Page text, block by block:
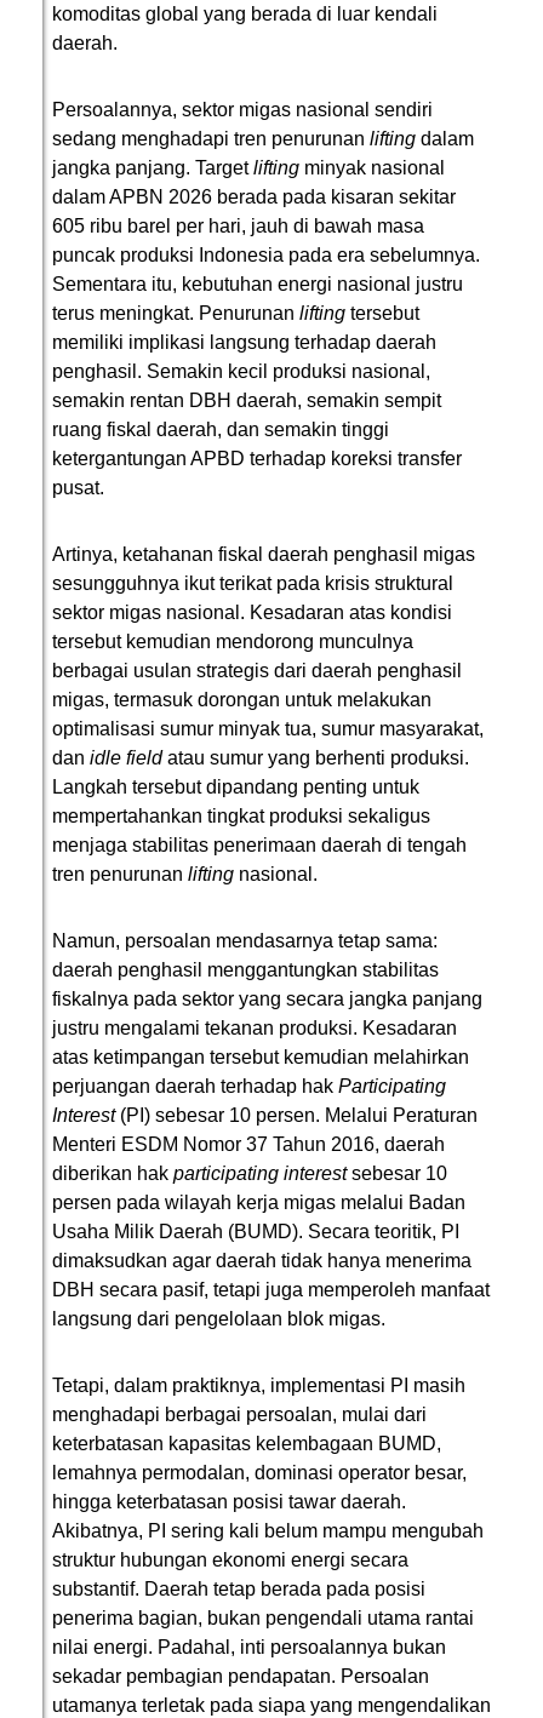
komoditas global yang berada di luar kendali
daerah.
Persoalannya, sektor migas nasional sendiri
sedang menghadapi tren penurunan lifting dalam
jangka panjang. Targetlifting minyak nasional
dalam APBN 2026 berada pada kisaran sekitar
605 ribu barel per hari, jauh di bawah masa
puncak produksi Indonesia pada era sebelumnya.
Sementara itu, kebutuhan energi nasional justru
terus meningkat. Penurunan lifting tersebut
memiliki implikasi langsung terhadap daerah
penghasil. Semakin kecil produksi nasional,
semakin rentan DBH daerah, semakin sempit
ruang fiskal daerah, dan semakin tinggi
ketergantungan APBD terhadap koreksi transfer
pusat.
Artinya, ketahanan fiskal daerah penghasil migas
sesungguhnya ikut terikat pada krisis struktural
sektor migas nasional. Kesadaran atas kondisi
tersebut kemudian mendorong munculnya
berbagai usulan strategis dari daerah penghasil
migas, termasuk dorongan untuk melakukan
optimalisasi sumur minyak tua, sumur masyarakat,
dan idle fieldatau sumur yang berhenti produksi.
Langkah tersebut dipandang penting untuk
mempertahankan tingkat produksi sekaligus
menjaga stabilitas penerimaan daerah di tengah
tren penurunan lifting nasional.
Namun, persoalan mendasarnya tetap sama:
daerah penghasil menggantungkan stabilitas
fiskalnya pada sektor yang secara jangka panjang
justru mengalami tekanan produksi. Kesadaran
atas ketimpangan tersebut kemudian melahirkan
perjuangan daerah terhadap hak Participating
Interest(PI) sebesar 10 persen. Melalui Peraturan
Menteri ESDM Nomor 37 Tahun 2016, daerah
diberikan hak participating interestsebesar 10
persen pada wilayah kerja migas melalui Badan
Usaha Milik Daerah (BUMD). Secara teoritik, PI
dimaksudkan agar daerah tidak hanya menerima
DBH secara pasif, tetapi juga memperoleh manfaat
langsung dari pengelolaan blok migas.
Tetapi, dalam praktiknya, implementasi PI masih
menghadapi berbagai persoalan, mulai dari
keterbatasan kapasitas kelembagaan BUMD,
lemahnya permodalan, dominasi operator besar,
hingga keterbatasan posisi tawar daerah.
Akibatnya, PI sering kali belum mampu mengubah
struktur hubungan ekonomi energi secara
substantif. Daerah tetap berada pada posisi
penerima bagian, bukan pengendali utama rantai
nilai energi. Padahal, inti persoalannya bukan
sekadar pembagian pendapatan. Persoalan
utamanya terletak pada siapa yang mengendalikan